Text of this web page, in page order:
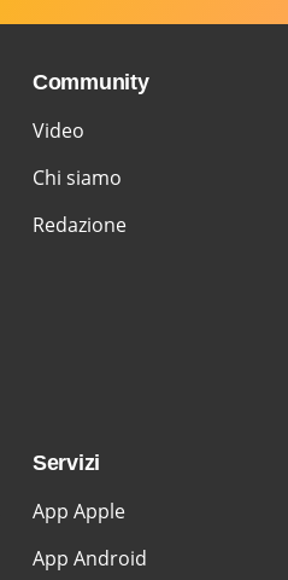
Community
Video
Chi siamo
Redazione
Servizi
App Apple
App Android